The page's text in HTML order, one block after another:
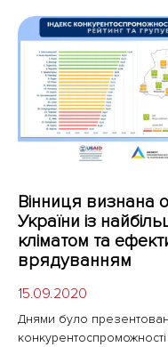
Вінниця визнана
України із
кліматом та
врядуванням
15.09.2020
Днями було